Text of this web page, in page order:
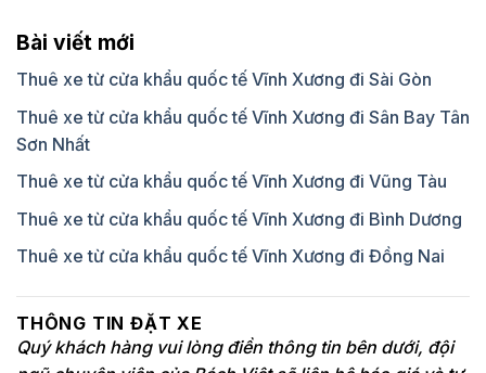
Bài viết mới
Thuê xe từ cửa khẩu quốc tế Vĩnh Xương đi Sài Gòn
Thuê xe từ cửa khẩu quốc tế Vĩnh Xương đi Sân Bay Tân
Sơn Nhất
Thuê xe từ cửa khẩu quốc tế Vĩnh Xương đi Vũng Tàu
Thuê xe từ cửa khẩu quốc tế Vĩnh Xương đi Bình Dương
Thuê xe từ cửa khẩu quốc tế Vĩnh Xương đi Đồng Nai
THÔNG TIN ĐẶT XE
Quý khách hàng vui lòng điền thông tin bên dưới, đội